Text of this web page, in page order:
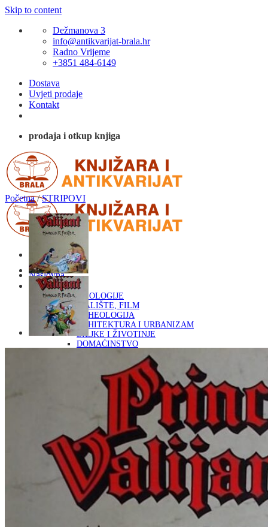
Skip to content
Dežmanova 3
info@antikvarijat-brala.hr
Radno Vrijeme
+3851 484-6149
Dostava
Uvjeti prodaje
Kontakt
prodaja i otkup knjiga
Naslovna
KNJIGE
OD ARHEOLOGIJE
DO KAZALIŠTE, FILM
ARHEOLOGIJA
ARHITEKTURA I URBANIZAM
BILJKE I ŽIVOTINJE
DOMAĆINSTVO
ENCIKLOPEDIJE I LEKSIKONI
FILOZOFIJA, SOCIOLOGIJA, ANTROPOLOGIJA
FOTOGRAFIJA
GLAZBENA UMJETNOST
KAZALIŠTE, FILM
DO RELIGIJA
KNJIŽEVNOST
LIKOVNA UMJETNOST
LJEKOVITO BILJE I ZDRAVLJE
MITOLOGIJA
POVIJEST I PUBLICISTIKA
PRIRODNE ZNANOSTI
PSIHOLOGIJA, POPULARNA PSIHOLOGIJA,
ALTERNATIVA
RAZNO
Početna / STRIPOVI